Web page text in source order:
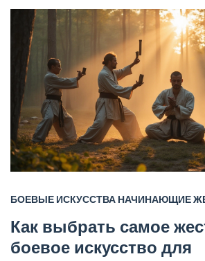
подходящую для разных ситуаций.
БОЕВЫЕ ИСКУССТВАНАЧИНАЮЩИЕ
Как выбрать самое
боевое искусство для